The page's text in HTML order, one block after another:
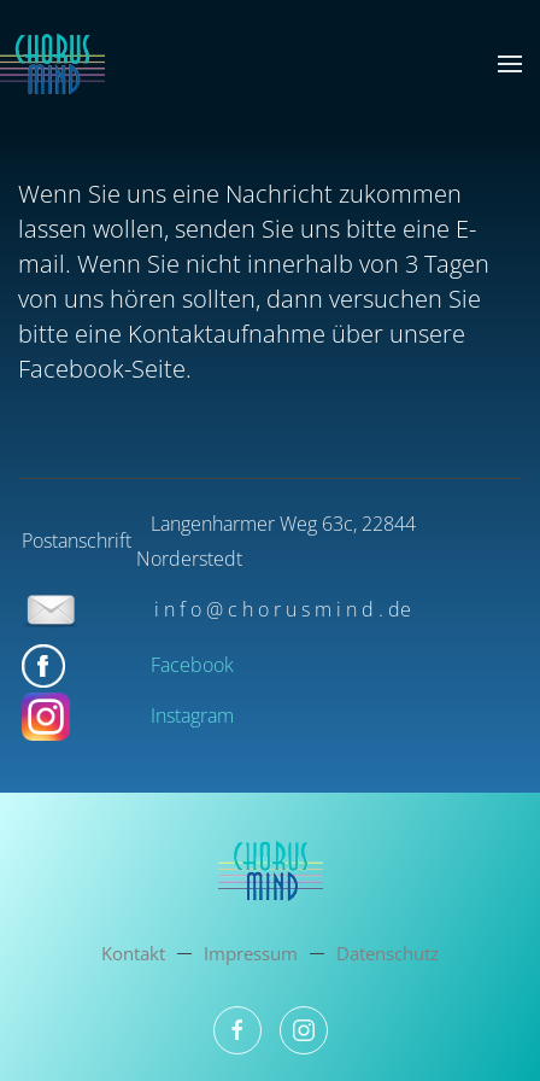
Zum Hauptinhalt springen
Wenn Sie uns eine Nachricht zukommen
lassen wollen, senden Sie uns bitte eine E-
mail. Wenn Sie nicht innerhalb von 3 Tagen
von uns hören sollten, dann versuchen Sie
bitte eine Kontaktaufnahme über unsere
Facebook-Seite.
Postanschrift
Langenharmer Weg 63c, 22844
Norderstedt
i nf o @ c h o r u s m i n d . de
Facebook
Instagram
Kontakt Impressum Datenschutz